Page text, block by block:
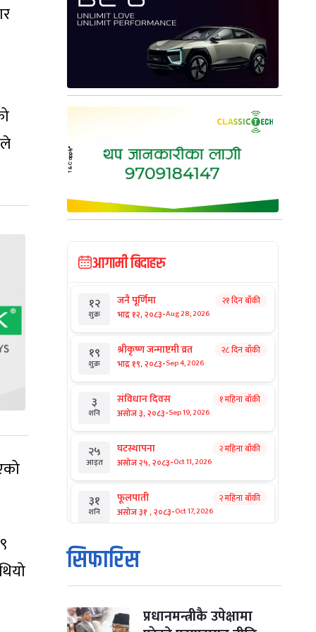
आगामी बिदाहरु
१२
शुक्र
जनै पूर्णिमा
भाद्र १२, २०८३-Aug 28, 2026
२१ दिन बाँकी
१९
शुक्र
श्रीकृष्ण जन्माष्टमी व्रत
भाद्र १९, २०८३-Sep 4, 2026
२८ दिन बाँकी
३
शनि
संविधान दिवस
असोज ३, २०८३-Sep 19, 2026
१ महिना बाँकी
२५
आइत
घटस्थापना
असोज २५, २०८३-Oct 11, 2026
२ महिना बाँकी
३१
शनि
फूलपाती
असोज ३१ , २०८३-Oct 17, 2026
२ महिना बाँकी
१
आइत
कार्तिक सङ्क्रान्ति
कार्तिक १, २०८३
मंगल कार्तिक ३, २०८३-Oct 20, 2026
सिफारिस
प्रधानमन्त्रीकै उपेक्षामा